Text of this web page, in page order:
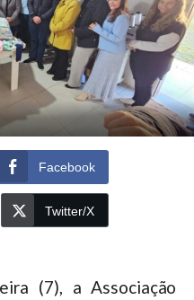
Facebook
Twitter/X
(7), a Associação